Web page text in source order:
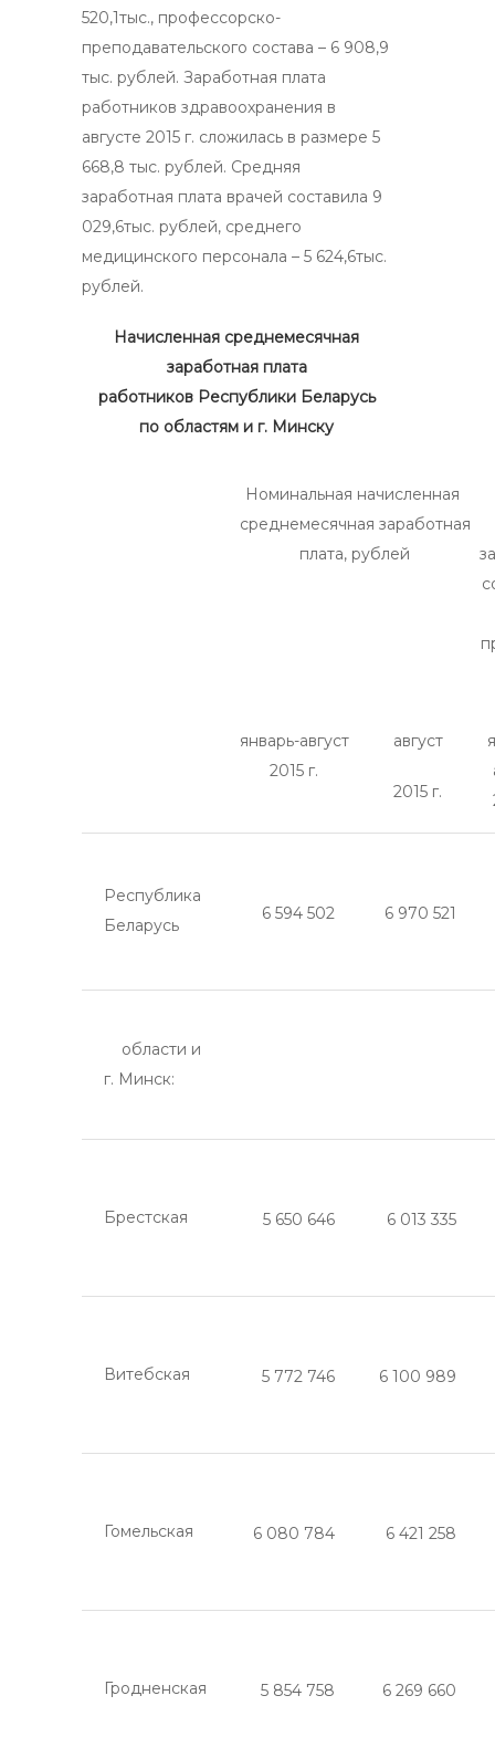
520,1тыс., профессорско-
преподавательского состава – 6 908,9
тыс. рублей. Заработная плата
работников здравоохранения в
августе 2015 г. сложилась в размере 5
668,8 тыс. рублей. Средняя
заработная плата врачей составила 9
029,6тыс. рублей, среднего
медицинского персонала – 5 624,6тыс.
рублей.
Начисленная среднемесячная
заработная плата
работников Республики Беларусь
по областям и г. Минску
Номинальная начисленная
среднемесячная заработная
плата, рублей
январь-август
2015 г.
август
2015 г.
Республика
Беларусь
6 594 502 6 970 521
области и
г. Минск:
Брестская 5 650 646 6 013 335
Витебская 5 772 746 6 100 989
Гомельская 6 080 784 6 421 258
Гродненская 5 854 758 6 269 660